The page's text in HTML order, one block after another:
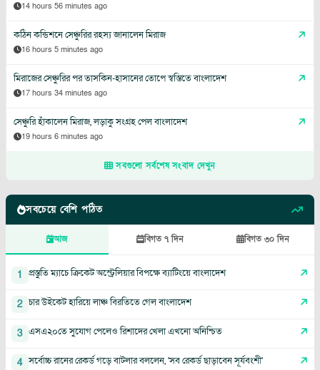
14 hours 56 minutes ago
কঠিন কন্ডিশনে সেঞ্চুরির রহস্য জানালেন মিরাজ
16 hours 5 minutes ago
মিরাজের সেঞ্চুরির পর তাসকিন-হাসানের তোপে স্বস্তিতে বাংলাদেশ
17 hours 34 minutes ago
সেঞ্চুরি হাঁকালেন মিরাজ, লড়াকু সংগ্রহ পেল বাংলাদেশ
19 hours 6 minutes ago
সবগুলো সর্বশেষ সংবাদ দেখুন
সবচেয়ে বেশি পঠিত
আজ বিগত ৭ দিন বিগত ৩০ দিন
1 প্রস্তুতি ম্যাচে ক্রিকেট অস্ট্রেলিয়ার বিপক্ষে ব্যাটিংয়ে বাংলাদেশ
2 চার উইকেট হারিয়ে লাঞ্চ বিরতিতে গেল বাংলাদেশ
3 এসএ২০তে সুযোগ পেলেও রিশাদের খেলা এখনো অনিশ্চিত
4 সর্বোচ্চ রানের রেকর্ড গড়ে বাটলার বললেন, 'সব রেকর্ড ছাড়াবেন সূর্যবংশী'